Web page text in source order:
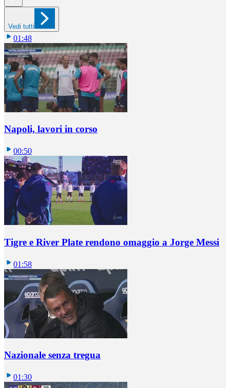
Vedi tutti
01:48
Napoli, lavori in corso
00:50
Tigre e River Plate rendono omaggio a Jorge Messi
01:58
Nazionale senza tregua
01:30